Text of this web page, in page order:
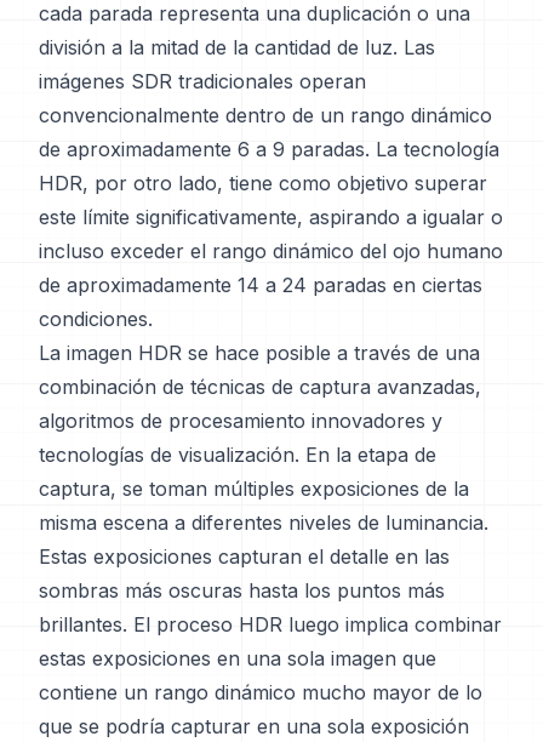
cada parada representa una duplicación o una
división a la mitad de la cantidad de luz. Las
imágenes SDR tradicionales operan
convencionalmente dentro de un rango dinámico
de aproximadamente 6 a 9 paradas. La tecnología
HDR, por otro lado, tiene como objetivo superar
este límite significativamente, aspirando a igualar o
incluso exceder el rango dinámico del ojo humano
de aproximadamente 14 a 24 paradas en ciertas
condiciones.
La imagen HDR se hace posible a través de una
combinación de técnicas de captura avanzadas,
algoritmos de procesamiento innovadores y
tecnologías de visualización. En la etapa de
captura, se toman múltiples exposiciones de la
misma escena a diferentes niveles de luminancia.
Estas exposiciones capturan el detalle en las
sombras más oscuras hasta los puntos más
brillantes. El proceso HDR luego implica combinar
estas exposiciones en una sola imagen que
contiene un rango dinámico mucho mayor de lo
que se podría capturar en una sola exposición